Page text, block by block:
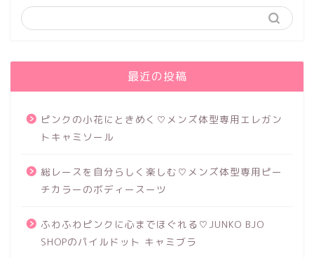
最近の投稿
ピンクの小花にときめく♡メンズ体型専用エレガン
トキャミソール
総レースを自分らしく楽しむ♡メンズ体型専用ピー
チカラーのボディースーツ
ふわふわピンクに心までほぐれる♡JUNKO BJO
SHOPのパイルドット キャミブラ